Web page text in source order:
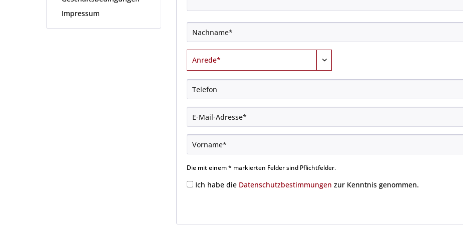
Impressum
Die mit einem * markierten Felder sind Pflichtfelder.
Ich habe die Datenschutzbestimmungen zur Kenntnis genommen.